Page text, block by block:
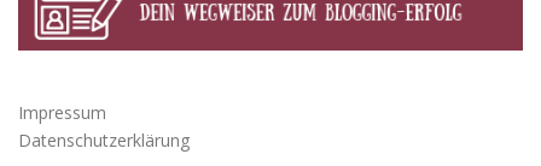
Impressum
Datenschutzerklärung